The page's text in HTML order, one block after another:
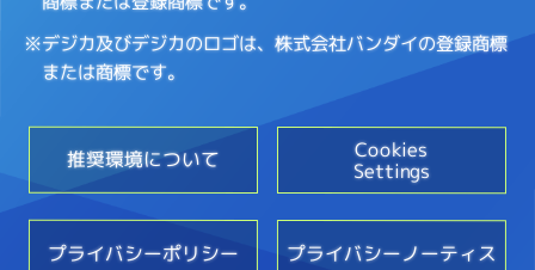
※デジカ及びデジカのロゴは、株式会社バンダイの登録商標
または商標です。
推奨環境について Cookies
Settings
プライバシーポリシー プライバシーノーティス